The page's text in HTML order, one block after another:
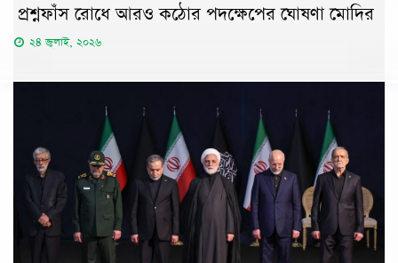
প্রশ্নফাঁস রোধে আরও কঠোর পদক্ষেপের ঘোষণা মোদির
২৪ জুলাই, ২০২৬